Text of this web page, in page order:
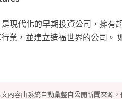
現代化的早期投資公司，擁有
業，並建立造福世界的公司。
內容由系統自動彙整自公開新聞來源